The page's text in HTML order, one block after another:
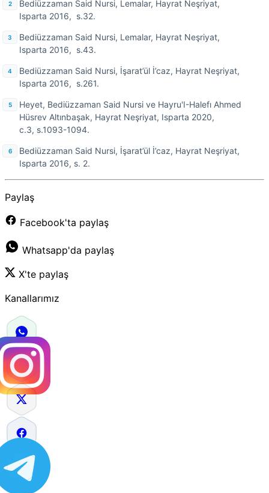
Bediüzzaman Said Nursi, Lemalar, Hayrat Neşriyat,
Isparta 2016, s.32.
Bediüzzaman Said Nursi, Lemalar, Hayrat Neşriyat,
Isparta 2016, s.43.
Bediüzzaman Said Nursi, İşarat’ül İ’caz, Hayrat Neşriyat,
Isparta 2016, s.261.
Heyet, Bediüzzaman Said Nursi ve Hayru'I-Halefı Ahmed
Hüsrev Altınbaşak, Hayrat Neşriyat, Isparta 2020,
c.3, s.1093-1094.
Bediüzzaman Said Nursi, İşarat’ül İ’caz, Hayrat Neşriyat,
Isparta 2016, s. 2.
Paylaş
Facebook'ta paylaş
Whatsapp'da paylaş
X'te paylaş
Kanallarımız